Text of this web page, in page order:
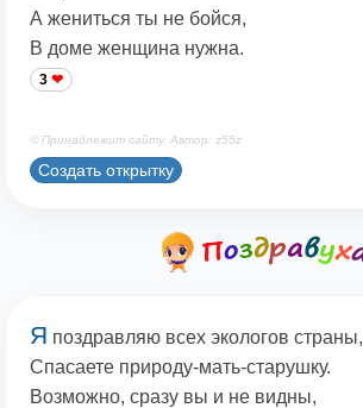
А жениться ты не бойся,
В доме женщина нужна.
3
© Принадлежит сайту. Автор: z55z
Создать открытку
Я поздравляю всех экологов страны,
Спасаете природу-мать-старушку.
Возможно, сразу вы и не видны,